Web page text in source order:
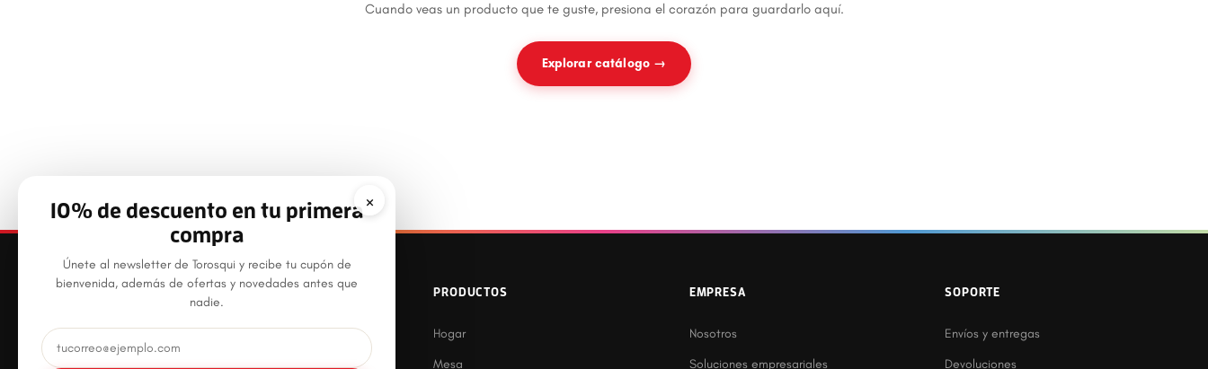
Cuando veas un producto que te guste, presiona el corazón para guardarlo aquí.
Explorar catálogo →
×
10% de descuento en tu primera
compra
Únete al newsletter de Torosqui y recibe tu cupón de
bienvenida, además de ofertas y novedades antes que
nadie.
Productos plásticos innovadores, prácticos y
PRODUCTOS
Hogar
Mesa
EMPRESA
Nosotros
Soluciones empresariales
SOPORTE
Envíos y entregas
Devoluciones